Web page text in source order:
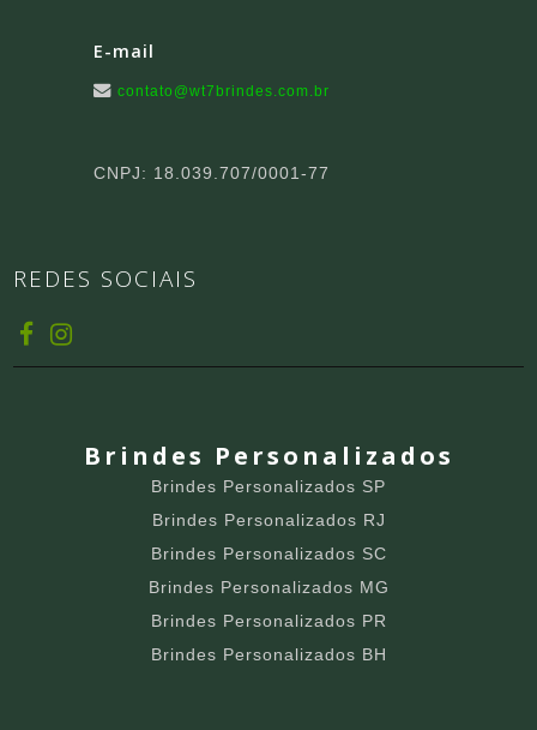
E-mail
contato@wt7brindes.com.br
CNPJ: 18.039.707/0001-77
REDES SOCIAIS
Brindes Personalizados
Brindes Personalizados SP
Brindes Personalizados RJ
Brindes Personalizados SC
Brindes Personalizados MG
Brindes Personalizados PR
Brindes Personalizados BH